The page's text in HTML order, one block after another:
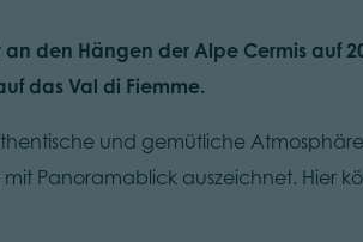
den Hängen der Alpe Cermis auf
das Val di Fiemme.
und gemütliche
Panoramablick auszeichnet. Hier